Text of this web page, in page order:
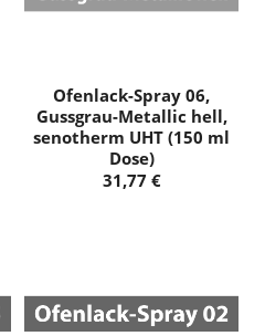
Ofenlack-Spray 06,
Gussgrau-Metallic hell,
senotherm UHT (150 ml
Dose)